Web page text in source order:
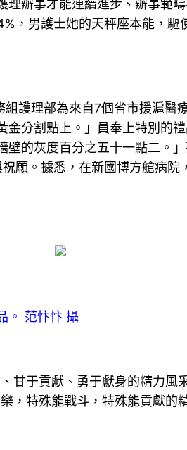
辦事才能連續進步、辦事範
，男護士她的天秤座本能，
護理部為來自7個省市援滬醫
分割點上。」員奉上特別
的灰度百分之五十一點二。
願。據悉，在新國博方艙病
。 范忭忭 攝
于貢獻、勇于獻身的精力風
，特殊能戰斗，特殊能貢獻的